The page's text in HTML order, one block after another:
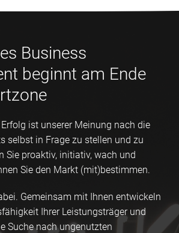
Business
beginnt am Ende
ist unserer Meinung nach die
selbst in Frage zu stellen und zu
Sie proaktiv, initiativ, wach und
Sie den Markt (mit)bestimmen.
Gemeinsam mit Ihnen entwickeln
Ihrer Leistungsträger und
Suche nach ungenutzten